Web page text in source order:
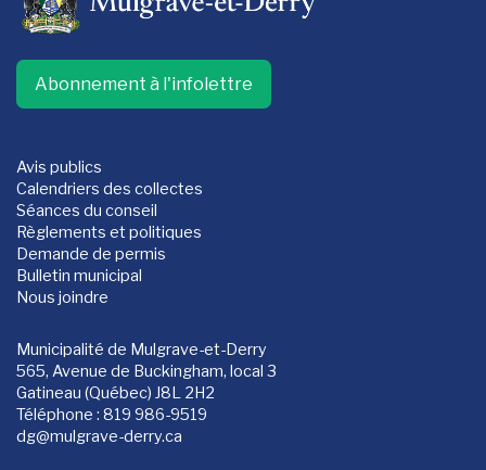
Abonnement à l'infolettre
Avis publics
Calendriers des collectes
Séances du conseil
Règlements et politiques
Demande de permis
Bulletin municipal
Nous joindre
Municipalité de Mulgrave-et-Derry
565, Avenue de Buckingham, local 3
Gatineau (Québec) J8L 2H2
Téléphone : 819 986-9519
dg@mulgrave-derry.ca